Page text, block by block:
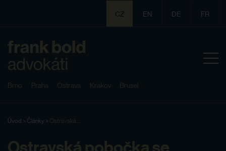
CZ EN DE FR
Brno Praha Ostrava Krakov Brusel
Úvod > Články > Ostravská ...